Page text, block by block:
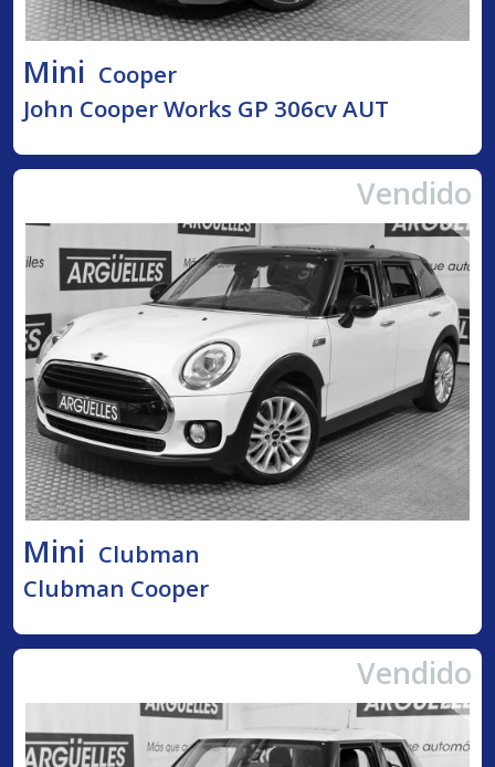
Mini Cooper
John Cooper Works GP 306cv AUT
Vendido
Mini Clubman
Clubman Cooper
Vendido